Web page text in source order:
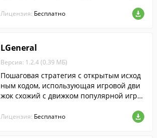
файлом.
Лицензия: Бесплатно
LGeneral
Версия: 1.2.4 (0.39 МБ)
Пошаговая стратегия с открытым исход
ным кодом, использующая игровой дви
жок схожий с движком популярной игры
Лицензия: Бесплатно